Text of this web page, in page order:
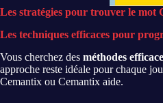
Les stratégies pour trouver le mot
Les techniques efficaces pour
Vous cherchez des méthodes
approche reste idéale pour chaque
Cemantix ou Cemantix aide.